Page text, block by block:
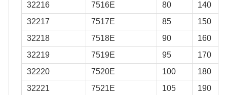
32216
7516E 80
140
32217
7517E 85
150
32218
7518E 90
160
32219
7519E 95
170
32220
7520E 100
180
32221
7521E 105 190